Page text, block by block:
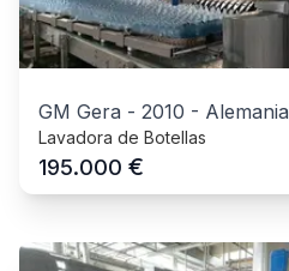
GM Gera - 2010 - Alemania
Lavadora de Botellas
195.000 €